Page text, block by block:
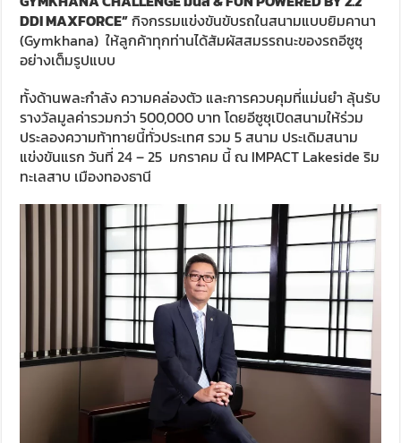
DDI MAXFORCE”กิจกรรมแข่งขันขับรถในสนามแบบยิมคานา
(Gymkhana) ให้ลูกค้าทุกท่านได้สัมผัสสมรรถนะของรถอีซูซุ
อย่างเต็มรูปแบบ
ทั้งด้านพละกำลัง ความคล่องตัว และการควบคุมที่แม่นยำ ลุ้นรับ
รางวัลมูลค่ารวมกว่า 500,000 บาท โดยอีซูซุเปิดสนามให้ร่วม
ประลองความท้าทายนี้ทั่วประเทศ รวม 5 สนาม ประเดิมสนาม
แข่งขันแรก วันที่ 24 – 25 มกราคม นี้ ณ IMPACT Lakeside ริม
ทะเลสาบ เมืองทองธานี